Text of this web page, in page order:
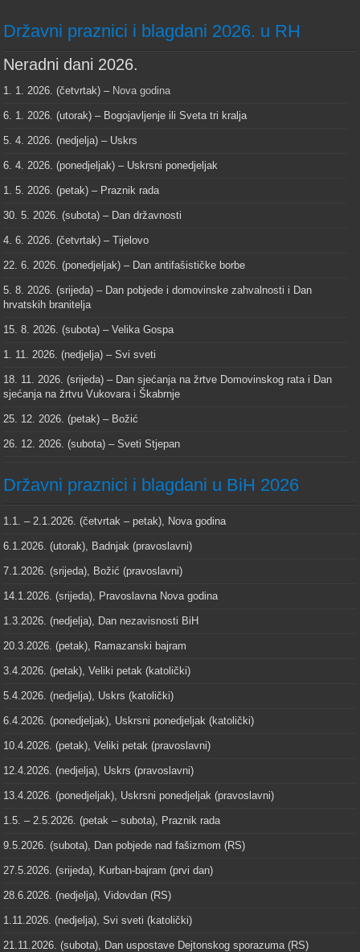
Državni praznici i blagdani 2026. u RH
Neradni dani 2026.
1. 1. 2026. (četvrtak) – Nova godina
6. 1. 2026. (utorak) – Bogojavljenje ili Sveta tri kralja
5. 4. 2026. (nedjelja) – Uskrs
6. 4. 2026. (ponedjeljak) – Uskrsni ponedjeljak
1. 5. 2026. (petak) – Praznik rada
30. 5. 2026. (subota) – Dan državnosti
4. 6. 2026. (četvrtak) – Tijelovo
22. 6. 2026. (ponedjeljak) – Dan antifašističke borbe
5. 8. 2026. (srijeda) – Dan pobjede i domovinske zahvalnosti i Dan
hrvatskih branitelja
15. 8. 2026. (subota) – Velika Gospa
1. 11. 2026. (nedjelja) – Svi sveti
18. 11. 2026. (srijeda) – Dan sjećanja na žrtve Domovinskog rata i Dan
sjećanja na žrtvu Vukovara i Škabrnje
25. 12. 2026. (petak) – Božić
26. 12. 2026. (subota) – Sveti Stjepan
Državni praznici i blagdani u BiH 2026
1.1. – 2.1.2026. (četvrtak – petak), Nova godina
6.1.2026. (utorak), Badnjak (pravoslavni)
7.1.2026. (srijeda), Božić (pravoslavni)
14.1.2026. (srijeda), Pravoslavna Nova godina
1.3.2026. (nedjelja), Dan nezavisnosti BiH
20.3.2026. (petak), Ramazanski bajram
3.4.2026. (petak), Veliki petak (katolički)
5.4.2026. (nedjelja), Uskrs (katolički)
6.4.2026. (ponedjeljak), Uskrsni ponedjeljak (katolički)
10.4.2026. (petak), Veliki petak (pravoslavni)
12.4.2026. (nedjelja), Uskrs (pravoslavni)
13.4.2026. (ponedjeljak), Uskrsni ponedjeljak (pravoslavni)
1.5. – 2.5.2026. (petak – subota), Praznik rada
9.5.2026. (subota), Dan pobjede nad fašizmom (RS)
27.5.2026. (srijeda), Kurban-bajram (prvi dan)
28.6.2026. (nedjelja), Vidovdan (RS)
1.11.2026. (nedjelja), Svi sveti (katolički)
21.11.2026. (subota), Dan uspostave Dejtonskog sporazuma (RS)